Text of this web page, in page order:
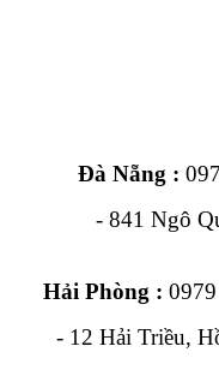
:
Ngô
Hải Phòng :
Hồng